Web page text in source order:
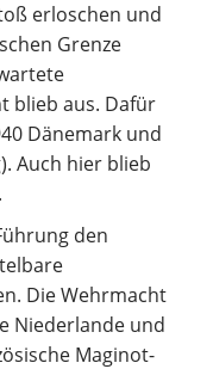
erloschen und
Grenze
blieb aus. Dafür
Dänemark und
Auch hier blieb
den
Die Wehrmacht
Niederlande und
Maginot-